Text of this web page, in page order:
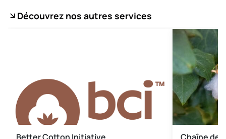
Découvrez nos autres services